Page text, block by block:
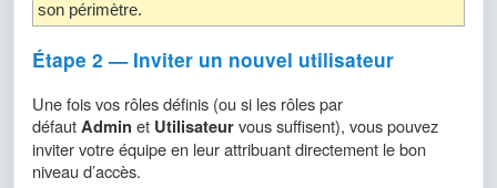
son périmètre.
Étape 2 — Inviter un nouvel utilisateur
Une fois vos rôles définis (ou si les rôles par
défautAdmin et Utilisateurvous suffisent), vous pouvez
inviter votre équipe en leur attribuant directement le bon
niveau d’accès.